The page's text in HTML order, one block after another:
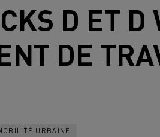
D ET D
DE
URBAINE